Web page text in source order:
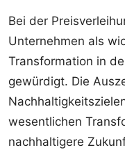
Bei der
Unternehmen als
Transformation in
gewürdigt. Die
wesentlichen
nachhaltigere